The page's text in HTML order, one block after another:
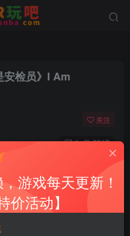
检员》I Am
关注
4 2817
》I Am Security
游戏每天更新！
价活动】